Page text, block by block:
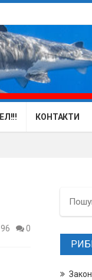
КОНТАКТИ
0